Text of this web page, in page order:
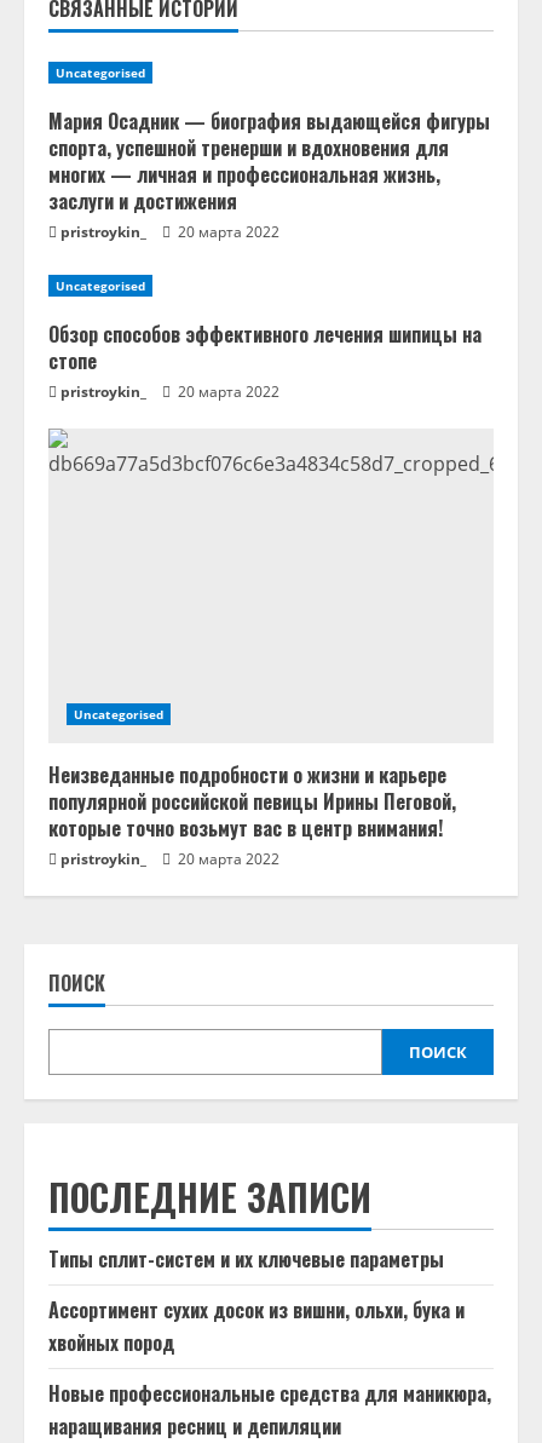
т
е
н
и
е
СВЯЗАННЫЕ ИСТОРИИ
Uncategorised
Мария Осадник — биография выдающейся фигуры
спорта, успешной тренерши и вдохновения для
многих — личная и профессиональная жизнь,
заслуги и достижения
pristroykin_ 20 марта 2022
Uncategorised
Обзор способов эффективного лечения шипицы на
стопе
pristroykin_ 20 марта 2022
Uncategorised
Неизведанные подробности о жизни и карьере
популярной российской певицы Ирины Пеговой,
которые точно возьмут вас в центр внимания!
pristroykin_ 20 марта 2022
ПОИСК
ПОИСК
ПОСЛЕДНИЕ ЗАПИСИ
Типы сплит-систем и их ключевые параметры
Ассортимент сухих досок из вишни, ольхи, бука и
хвойных пород
Новые профессиональные средства для маникюра,
наращивания ресниц и депиляции